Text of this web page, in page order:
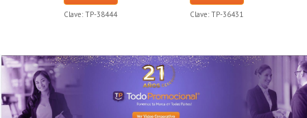
Clave: TP-38444 Clave: TP-36431